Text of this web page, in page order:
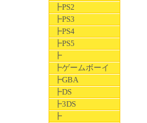
┣PS2
┣PS3
┣PS4
┣PS5
┣
┣ゲームボーイ
┣GBA
┣DS
┣3DS
┣